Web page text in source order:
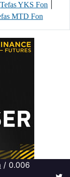
Tefas YKS Fon
MTD Fon
/ 0.006